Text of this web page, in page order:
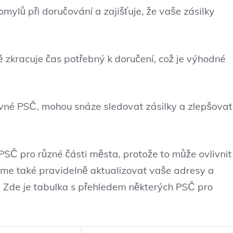
při doručování a zajišťuje, že vaše zásilky
zkracuje čas potřebný k doručení, což je výhodné
PSČ, mohou snáze sledovat zásilky a zlepšovat
pro různé části města, protože to může ovlivnit
také pravidelně aktualizovat vaše adresy a
je tabulka s přehledem některých PSČ pro